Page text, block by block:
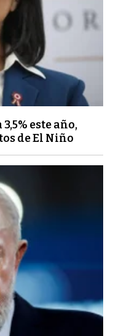
este año,
de El Niño